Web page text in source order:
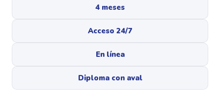
4 meses
Acceso 24/7
En línea
Diploma con aval